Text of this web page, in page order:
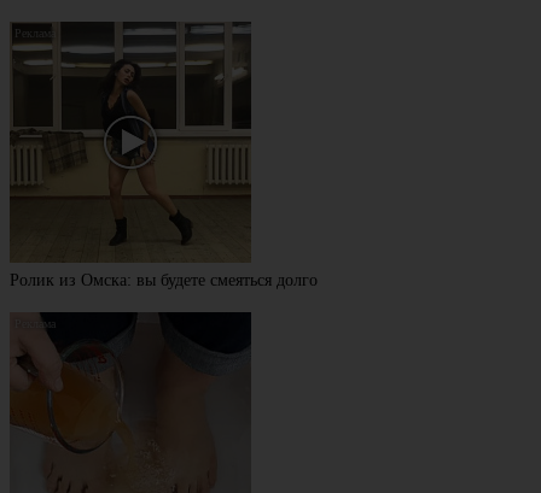
Ролик из Омска: вы будете смеяться долго